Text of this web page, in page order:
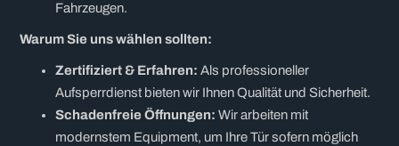
Fahrzeugen.
Warum Sie uns wählen sollten:
Zertifiziert & Erfahren: Als professioneller
Aufsperrdienst bieten wir Ihnen Qualität und Sicherheit.
Schadenfreie Öffnungen: Wir arbeiten mit
modernstem Equipment, um Ihre Tür sofern möglich